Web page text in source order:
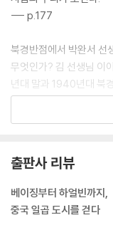
행복은 기쁨의 강도가 아
물처럼 바위를 넘고, 풀
불평등한 삶, 황주 한잔
천하의 명소, 시후 산책
시후에서 목놓아 애국가
궈바오러우는 하얼빈이
러시아풍으로 복원된 오
하얀 세계에서 밀려난 ‘까
--- p.177
북경반점에서 박완서 선
무엇인가? 김 선생님 이
년대 말과 1940년대 북
징 특파원이었던 평론가
에 빠진 이야기, 매일신
사서 보낸 이야기가 끝없
이렇게 적었다. “그 호화
와 독립투사와 신문기자
출판사 리뷰
베이징부터 하얼빈까지,
중국 일곱 도시를 걷다